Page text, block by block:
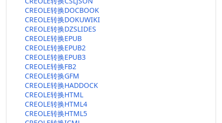
CREOLE转换DOCBOOK
CREOLE转换DOKUWIKI
CREOLE转换DZSLIDES
CREOLE转换EPUB
CREOLE转换EPUB2
CREOLE转换EPUB3
CREOLE转换FB2
CREOLE转换GFM
CREOLE转换HADDOCK
CREOLE转换HTML
CREOLE转换HTML4
CREOLE转换HTML5